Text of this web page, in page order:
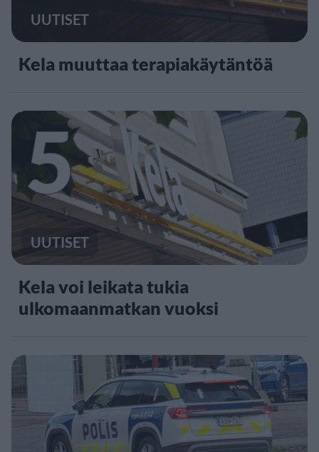
UUTISET
Kela muuttaa terapiakäytäntöä
5
UUTISET
Kela voi leikata tukia
ulkomaanmatkan vuoksi